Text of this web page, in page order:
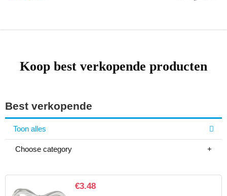
Koop best verkopende producten
Best verkopende
Toon alles
Choose category
€3.48